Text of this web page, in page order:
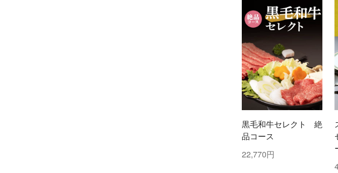
黒毛和牛セレクト 絶
品コース
22,770円